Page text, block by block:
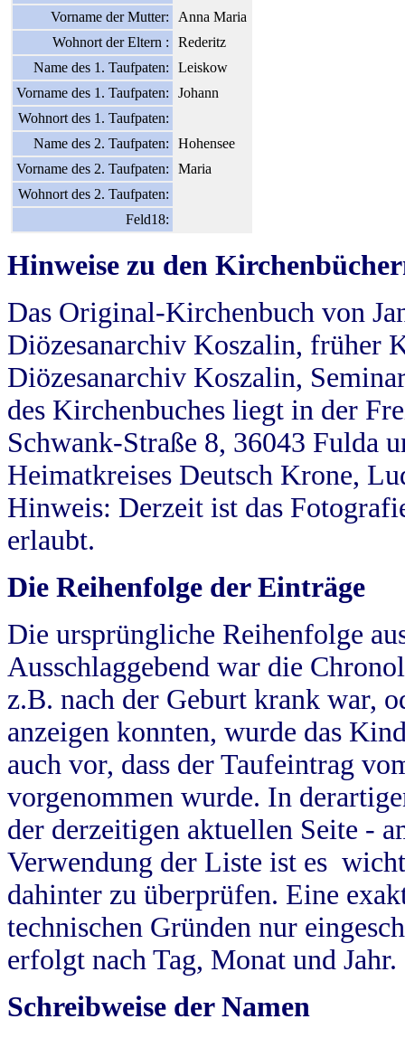
Vorname der Mutter:
Anna Maria
Wohnort der Eltern :
Rederitz
Name des 1. Taufpaten:
Leiskow
Vorname des 1. Taufpaten:
Johann
Wohnort des 1. Taufpaten:
Name des 2. Taufpaten:
Hohensee
Vorname des 2. Taufpaten:
Maria
Wohnort des 2. Taufpaten:
Feld18:
Hinweise zu den
Das Original-Kirchenbuch von
Diözesanarchiv Koszalin, früher
Diözesanarchiv Koszalin,
des Kirchenbuches liegt in der
Schwank-Straße 8, 36043 Fulda
Heimatkreises Deutsch Krone,
Hinweis: Derzeit ist das
erlaubt.
Die Reihenfolge der Einträge
Die ursprüngliche Reihenfolge
Ausschlaggebend war die
z.B. nach der Geburt krank war,
anzeigen konnten, wurde das
auch vor, dass der Taufeintrag
vorgenommen wurde. In
der derzeitigen aktuellen Seite -
Verwendung der Liste ist es
dahinter zu überprüfen. Eine
technischen Gründen nur
erfolgt nach Tag, Monat und Jahr.
Schreibweise der Namen